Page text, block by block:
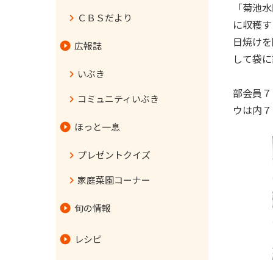
「菊池
に収穫
日焼け
して袋
部会員
ウは内
ＣＢＳだより
広報誌
いぶき
コミュニティいぶき
ほっと一息
プレゼントクイズ
家庭菜園コーナー
旬の情報
レシピ